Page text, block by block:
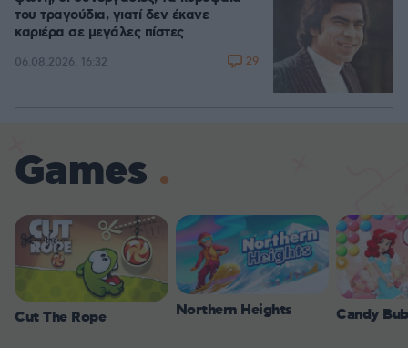
του τραγούδια, γιατί δεν έκανε
καριέρα σε μεγάλες πίστες
06.08.2026, 16:32 29
Games
Cut The Rope Northern Heights Candy